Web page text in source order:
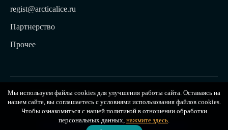
regist@arcticalice.ru
Партнерство
Прочее
© 2022-2026 Издательство Арктики Лёд. Все права
защищены. Издательство Arctic Ice
Публичная оферта|Политика конфиденциальности
Мы используем файлы cookies для улучшения работы сайта. Оставаясь на
нашем сайте, вы соглашаетесь с условиями использования файлов cookies.
Чтобы ознакомиться с нашей политикой в отношении обработки
персональных данных, нажмите здесь.